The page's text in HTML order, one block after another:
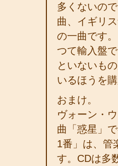
多くないの
曲、イギリ
の一曲です
つて輸入盤
といないも
いるほうを
おまけ。
ヴォーン・
曲「惑星」
1番」は、管
す。CDは多